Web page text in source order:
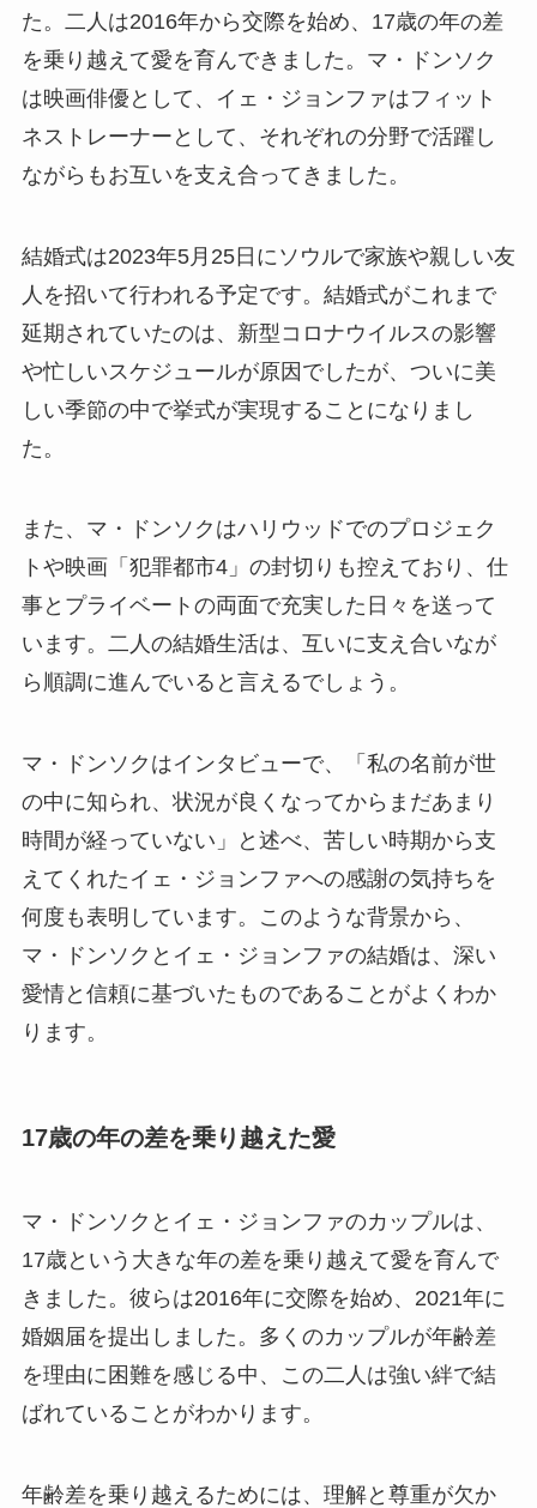
た。二人は2016年から交際を始め、17歳の年の差
を乗り越えて愛を育んできました。マ・ドンソク
は映画俳優として、イェ・ジョンファはフィット
ネストレーナーとして、それぞれの分野で活躍し
ながらもお互いを支え合ってきました。
結婚式は2023年5月25日にソウルで家族や親しい友
人を招いて行われる予定です。結婚式がこれまで
延期されていたのは、新型コロナウイルスの影響
や忙しいスケジュールが原因でしたが、ついに美
しい季節の中で挙式が実現することになりまし
た。
また、マ・ドンソクはハリウッドでのプロジェク
トや映画「犯罪都市4」の封切りも控えており、仕
事とプライベートの両面で充実した日々を送って
います。二人の結婚生活は、互いに支え合いなが
ら順調に進んでいると言えるでしょう。
マ・ドンソクはインタビューで、「私の名前が世
の中に知られ、状況が良くなってからまだあまり
時間が経っていない」と述べ、苦しい時期から支
えてくれたイェ・ジョンファへの感謝の気持ちを
何度も表明しています。このような背景から、
マ・ドンソクとイェ・ジョンファの結婚は、深い
愛情と信頼に基づいたものであることがよくわか
ります。
17歳の年の差を乗り越えた愛
マ・ドンソクとイェ・ジョンファのカップルは、
17歳という大きな年の差を乗り越えて愛を育んで
きました。彼らは2016年に交際を始め、2021年に
婚姻届を提出しました。多くのカップルが年齢差
を理由に困難を感じる中、この二人は強い絆で結
ばれていることがわかります。
年齢差を乗り越えるためには、理解と尊重が欠か